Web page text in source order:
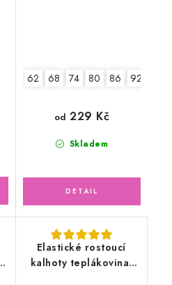
62 68 74 80 86 92
Skladem
od 229 Kč
Elastické rostoucí
kalhoty teplákovina,